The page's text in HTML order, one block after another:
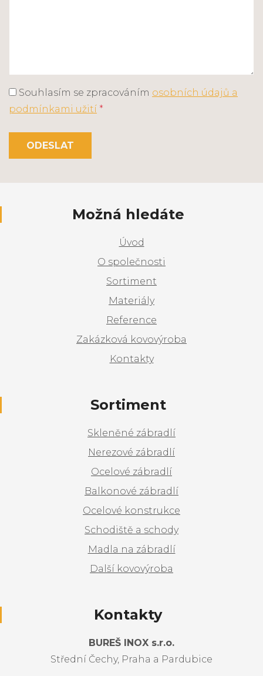
Souhlasím se zpracováním osobních údajů a
podmínkami užití *
ODESLAT
Možná hledáte
Úvod
O společnosti
Sortiment
Materiály
Reference
Zakázková kovovýroba
Kontakty
Sortiment
Skleněné zábradlí
Nerezové zábradlí
Ocelové zábradlí
Balkonové zábradlí
Ocelové konstrukce
Schodiště a schody
Madla na zábradlí
Další kovovýroba
Kontakty
BUREŠ INOX s.r.o.
Střední Čechy, Praha a Pardubice